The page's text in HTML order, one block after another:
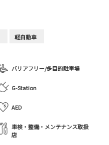
軽自動車
バリアフリー/多目的駐車場
G-Station
AED
車検・整備・メンテナンス取扱
店